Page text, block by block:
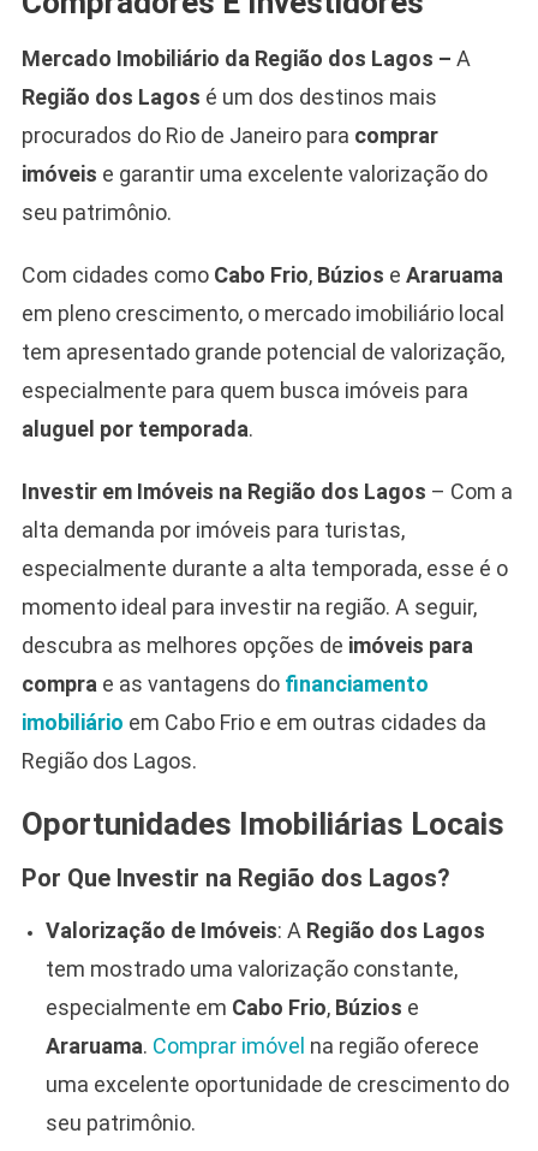
Mercado Imobiliário da Região dos Lagos – A
Região dos Lagos é um dos destinos mais
procurados do Rio de Janeiro para comprar
imóveis e garantir uma excelente valorização do
seu patrimônio.
Com cidades como Cabo Frio, Búzios e Araruama
em pleno crescimento, o mercado imobiliário local
tem apresentado grande potencial de valorização,
especialmente para quem busca imóveis para
aluguel por temporada.
Investir em Imóveis na Região dos Lagos – Com a
alta demanda por imóveis para turistas,
especialmente durante a alta temporada, esse é o
momento ideal para investir na região. A seguir,
descubra as melhores opções de imóveis para
compra e as vantagens do financiamento
imobiliário em Cabo Frio e em outras cidades da
Região dos Lagos.
Oportunidades Imobiliárias Locais
Por Que Investir na Região dos Lagos?
Valorização de Imóveis: A Região dos Lagos
tem mostrado uma valorização constante,
especialmente em Cabo Frio, Búzios e
Araruama. Comprar imóvel na região oferece
uma excelente oportunidade de crescimento do
seu patrimônio.